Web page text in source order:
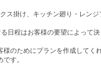
ス掛け、キッチン廻り・レンジ
日程はお客様の要望によって決
のためにプランを作成してく
す。